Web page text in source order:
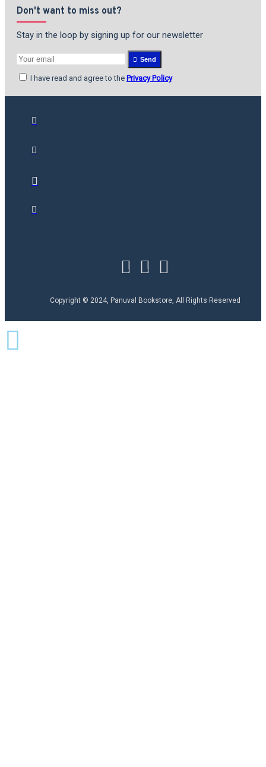
Don't want to miss out?
Stay in the loop by signing up for our newsletter
Send
I have read and agree to the Privacy Policy
Copyright © 2024, Panuval Bookstore, All Rights Reserved